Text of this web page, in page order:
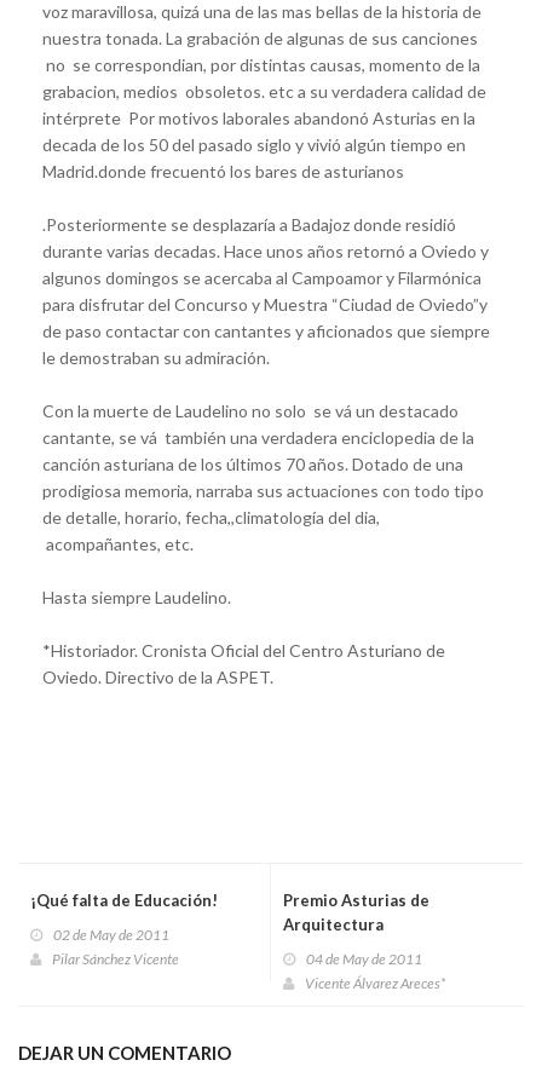
voz maravillosa, quizá una de las mas bellas de la historia de
nuestra tonada. La grabación de algunas de sus canciones
no se correspondian, por distintas causas, momento de la
grabacion, medios obsoletos. etc a su verdadera calidad de
intérprete Por motivos laborales abandonó Asturias en la
decada de los 50 del pasado siglo y vivió algún tiempo en
Madrid.donde frecuentó los bares de asturianos
.Posteriormente se desplazaría a Badajoz donde residió
durante varias decadas. Hace unos años retornó a Oviedo y
algunos domingos se acercaba al Campoamor y Filarmónica
para disfrutar del Concurso y Muestra “Ciudad de Oviedo”y
de paso contactar con cantantes y aficionados que siempre
le demostraban su admiración.
Con la muerte de Laudelino no solo se vá un destacado
cantante, se vá también una verdadera enciclopedia de la
canción asturiana de los últimos 70 años. Dotado de una
prodigiosa memoria, narraba sus actuaciones con todo tipo
de detalle, horario, fecha,,climatología del dia,
acompañantes, etc.
Hasta siempre Laudelino.
*Historiador. Cronista Oficial del Centro Asturiano de
Oviedo. Directivo de la ASPET.
¡Qué falta de Educación!
02 de May de 2011
Pilar Sánchez Vicente
Premio Asturias de
Arquitectura
04 de May de 2011
Vicente Álvarez Areces*
DEJAR UN COMENTARIO